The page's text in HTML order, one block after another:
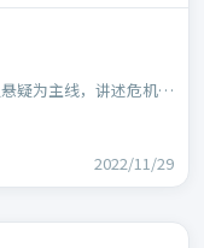
疑为主线，讲述危机中
底，管虎执导，周冬
2022/11/29